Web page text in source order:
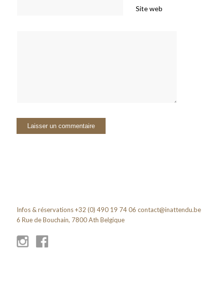
Site web
Infos & réservations +32 (0) 490 19 74 06 contact@inattendu.be
6 Rue de Bouchain, 7800 Ath Belgique